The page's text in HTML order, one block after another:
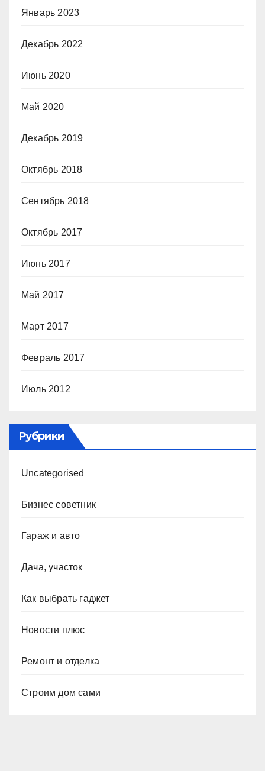
Январь 2023
Декабрь 2022
Июнь 2020
Май 2020
Декабрь 2019
Октябрь 2018
Сентябрь 2018
Октябрь 2017
Июнь 2017
Май 2017
Март 2017
Февраль 2017
Июль 2012
Рубрики
Uncategorised
Бизнес советник
Гараж и авто
Дача, участок
Как выбрать гаджет
Новости плюс
Ремонт и отделка
Строим дом сами